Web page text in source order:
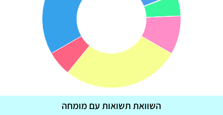
השוואת תשואות עם מומחה